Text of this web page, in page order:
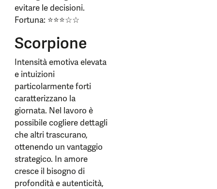
evitare le decisioni.
Fortuna: ⭐⭐⭐☆☆
Scorpione
Intensità emotiva elevata
e intuizioni
particolarmente forti
caratterizzano la
giornata. Nel lavoro è
possibile cogliere dettagli
che altri trascurano,
ottenendo un vantaggio
strategico. In amore
cresce il bisogno di
profondità e autenticità,